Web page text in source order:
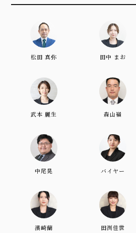
松田 真弥 田中 まお
武本 麗生 森山嶺
中尾晃 バイヤー
濱崎蘭 田渕佳世